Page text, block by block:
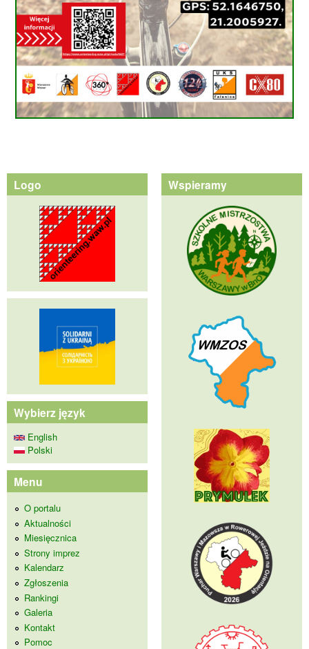
Logo
Wybierz język
English
Polski
Menu
O portalu
Aktualności
Miesięcznica
Strony imprez
Kalendarz
Zgłoszenia
Rankingi
Galeria
Kontakt
Pomoc
Wspieramy